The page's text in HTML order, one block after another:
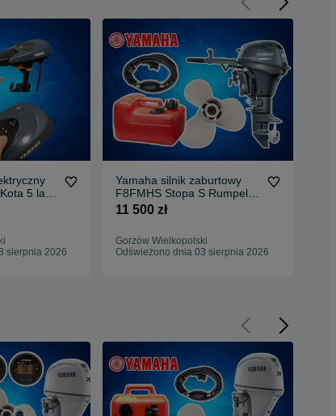
5 lat
sierpnia 2026
Yamaha silnik zaburtowy
F8FMHS Stopa S Rumpel
Dealer Gorzów Wlkp
11 500 zł
Gorzów Wielkopolski
Odświeżono dnia 03 sierpnia 2026